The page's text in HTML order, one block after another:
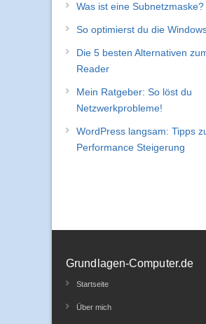
Was ist eine Subnetzmaske?
So optimierst du die
Die 5 besten Alternativen
Reader
Mein Ratgeber: So löst du
Netzwerkprobleme!
WordPress langsam: Tipps
Performance Steigerung
Grundlagen-Computer.de
Startseite
Über mich